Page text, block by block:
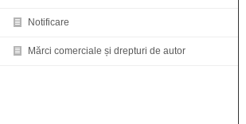
Notificare
Mărci comerciale și drepturi de autor